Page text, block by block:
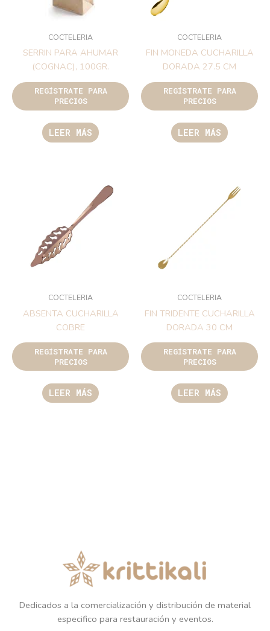
COCTELERIA
SERRIN PARA AHUMAR
(COGNAC), 100GR.
REGÍSTRATE PARA
PRECIOS
LEER MÁS
COCTELERIA
FIN MONEDA CUCHARILLA
DORADA 27.5 CM
REGÍSTRATE PARA
PRECIOS
LEER MÁS
COCTELERIA
ABSENTA CUCHARILLA
COBRE
REGÍSTRATE PARA
PRECIOS
LEER MÁS
COCTELERIA
FIN TRIDENTE CUCHARILLA
DORADA 30 CM
REGÍSTRATE PARA
PRECIOS
LEER MÁS
Dedicados a la comercialización y distribución de material
especifico para restauración y eventos.